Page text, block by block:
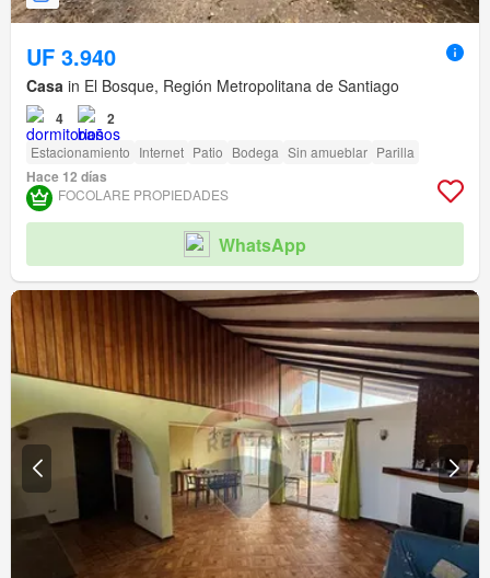
UF 3.940
Casa in El Bosque, Región Metropolitana de Santiago
4 2
Estacionamiento Internet Patio Bodega Sin amueblar Parilla
Hace 12 días
FOCOLARE PROPIEDADES
WhatsApp